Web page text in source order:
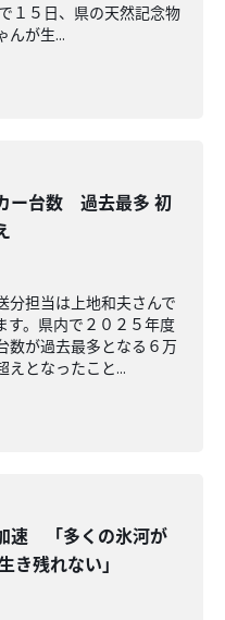
１５日、県の天然記念物
んが生...
ー台数 過去最多 初
分担当は上地和夫さんで
す。県内で２０２５年度
数が過去最多となる６万
えとなったこと...
速 「多くの氷河が
き残れない」